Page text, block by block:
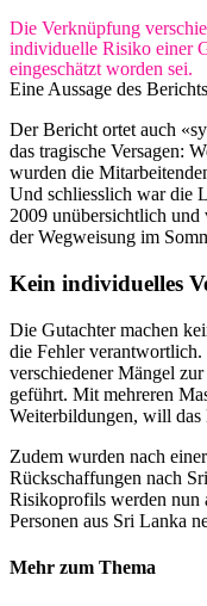
Die Verknüpfung
individuelle Risiko einer
eingeschätzt worden sei.
Eine Aussage des Berichts
Der Bericht ortet auch
das tragische Versagen:
wurden die
Und schliesslich war die
2009 unübersichtlich
der Wegweisung im
Kein individuelles
Die Gutachter machen
die Fehler
verschiedener Mängel
geführt. Mit mehreren
Weiterbildungen, will
Zudem wurden nach
Rückschaffungen nach
Risikoprofils werden nun
Personen aus Sri Lanka
Mehr zum Thema